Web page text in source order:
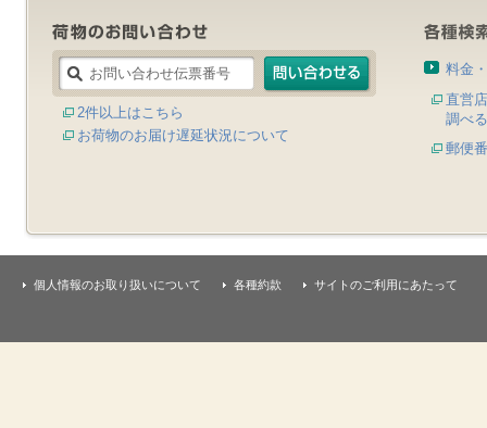
2件以上はこちら
お荷物のお届け遅延状況について
料金
直営
調べる
郵便
個人情報のお取り扱いについて 各種約款 サイトのご利用にあたって